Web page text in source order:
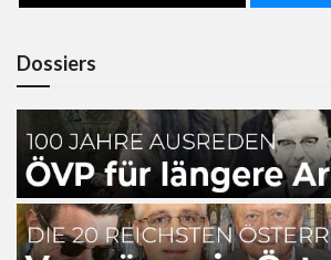
Dossiers